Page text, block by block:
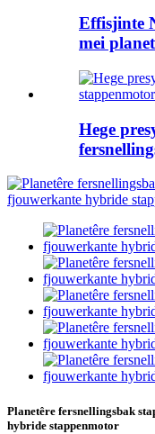
Effisjinte
mei
Hege
Planetêre fersnellingsbak
hybride stappenmotor